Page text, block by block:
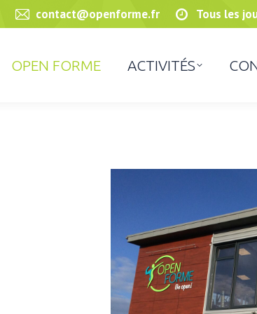
contact@openforme.fr Tous les
OPEN FORME ACTIVITÉS